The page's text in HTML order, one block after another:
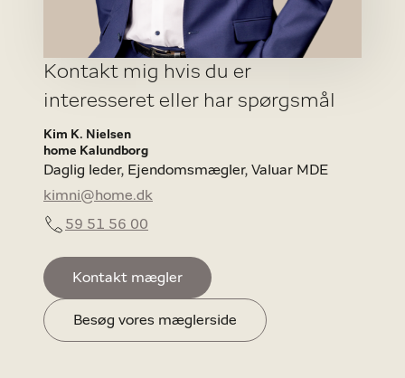
Kontakt mig hvis du er
interesseret eller har spørgsmål
Kim K. Nielsen
home Kalundborg
Daglig leder, Ejendomsmægler, Valuar MDE
kimni@home.dk
59 51 56 00
Kontakt mægler
Besøg vores mæglerside